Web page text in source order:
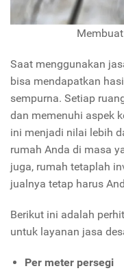
Saat menggunakan
bisa mendapatkan
sempurna. Setiap
dan memenuhi aspek
ini menjadi nilai lebih
rumah Anda di masa
juga, rumah tetaplah
jualnya tetap harus
Berikut ini adalah
untuk layanan jasa
Per meter persegi